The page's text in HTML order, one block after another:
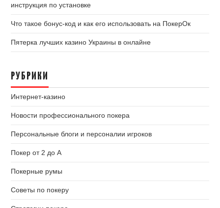
инструкция по установке
Что такое бонус-код и как его использовать на ПокерОк
Пятерка лучших казино Украины в онлайне
РУБРИКИ
Интернет-казино
Новости профессионального покера
Персональные блоги и персоналии игроков
Покер от 2 до А
Покерные румы
Советы по покеру